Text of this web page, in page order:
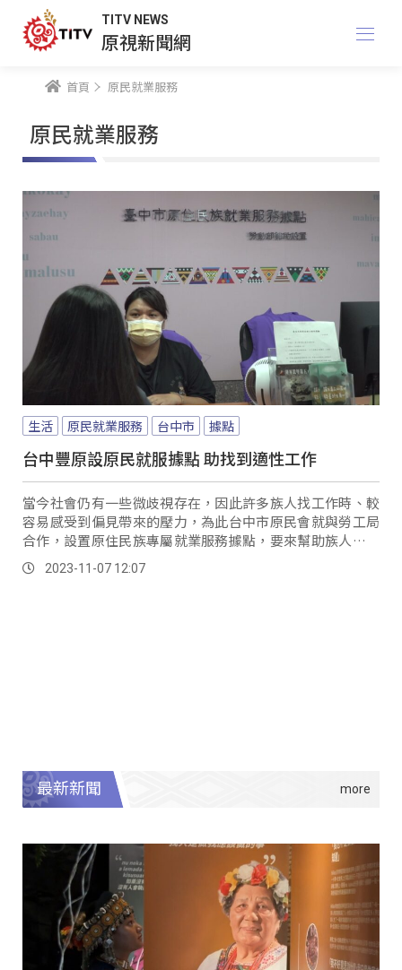
TITV NEWS
原視新聞網
首頁 原民就業服務
原民就業服務
生活 原民就業服務 台中市 據點
台中豐原設原民就服據點 助找到適性工作
當今社會仍有一些微歧視存在，因此許多族人找工作時、較
容易感受到偏見帶來的壓力，為此台中市原民會就與勞工局
合作，設置原住民族專屬就業服務據點，要來幫助族人安心
找工作進入職場。
2023-11-07 12:07
最新新聞